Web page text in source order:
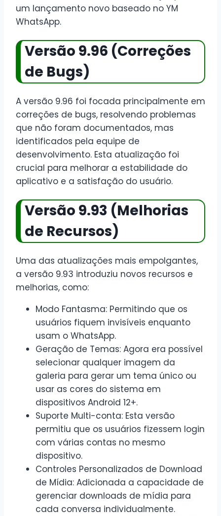
um lançamento novo baseado no YM
WhatsApp.
Versão 9.96 (Correções
de Bugs)
A versão 9.96 foi focada principalmente em
correções de bugs, resolvendo problemas
que não foram documentados, mas
identificados pela equipe de
desenvolvimento. Esta atualização foi
crucial para melhorar a estabilidade do
aplicativo e a satisfação do usuário.
Versão 9.93 (Melhorias
de Recursos)
Uma das atualizações mais empolgantes,
a versão 9.93 introduziu novos recursos e
melhorias, como:
Modo Fantasma: Permitindo que os
usuários fiquem invisíveis enquanto
usam o WhatsApp.
Geração de Temas: Agora era possível
selecionar qualquer imagem da
galeria para gerar um tema único ou
usar as cores do sistema em
dispositivos Android 12+.
Suporte Multi-conta: Esta versão
permitiu que os usuários fizessem login
com várias contas no mesmo
dispositivo.
Controles Personalizados de Download
de Mídia: Adicionada a capacidade de
gerenciar downloads de mídia para
cada conversa individualmente.